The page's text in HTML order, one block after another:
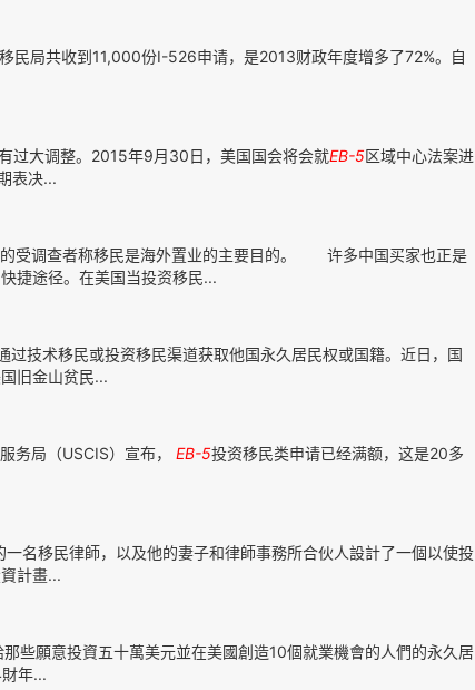
民局共收到11,000份I-526申请，是2013财政年度增多了72%。自
过大调整。2015年9月30日，美国国会将会就EB-5区域中心法案进
表决...
受调查者称移民是海外置业的主要目的。 许多中国买家也正是
捷途径。在美国当投资移民...
技术移民或投资移民渠道获取他国永久居民权或国籍。近日，国
旧金山贫民...
务局（USCIS）宣布， EB-5投资移民类申请已经满额，这是20多
名移民律師，以及他的妻子和律師事務所合伙人設計了一個以使投
計畫...
些願意投資五十萬美元並在美國創造10個就業機會的人們的永久居
年...